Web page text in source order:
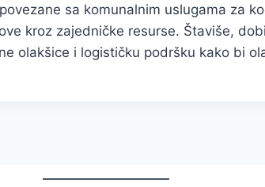
sa komunalnim uslugama za
kroz zajedničke resurse. Štaviše,
olakšice i logističku podršku kako bi